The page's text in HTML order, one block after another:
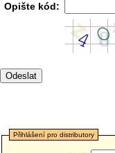
Opište kód:
Přihlášení pro distributory